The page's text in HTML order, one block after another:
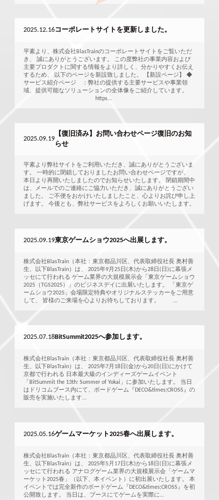
2025.12.16コーポレートサイトを更新しました。
平素より、株式会社BlasTrainのコーポレートサイトをご覧いただ
き、 誠にありがとうございます。 この度弊社の事業内容および
主要プロダクトに関する情報をより詳しく、分かりやすくお伝え
するため、 以下のページを新設致しました。 【新設ページ】 ◆
サービス紹介ページ ：弊社の提供する主要サービスや事業領
域、提供可能なソリューションの全体像をご紹介しています。
https...
2025.09.19
【復旧済み】お問い合わせページ復旧のお知
らせ
平素より弊社サイトをご利用いただき、誠にありがとうございま
す。 一時的に閉鎖しておりましたお問い合わせページですが、
本日より再開いたしましたのでお知らせいたします。 閉鎖期間中
は、メールでのご連絡にご協力いただき、誠にありがとうござい
ました。 ご不便をおかけいたしましたこと、心よりお詫び申し上
げます。 今後とも、弊社サービスをよろしくお願いいたします。
2025.09.19東京ゲームショウ2025へ出展します。
株式会社BlasTrain（本社：東京都品川区、代表取締役社長 奥村善
生、以下BlasTrain）は、 2025年9月25日(木)から28日(日)に幕張メ
ッセにて行われる ゲーム業界の大規模展示会「東京ゲームショウ
2025（TGS2025）」のビジネスデイに出展いたします。 「東京ゲ
ームショウ2025」会場限定特典やオリジナルステッカーをご用意
して、 皆様のご来場を心よりお待ちしております。 ...
2025.07.18BitSummit2025へ参加します。
株式会社BlasTrain（本社：東京都品川区、代表取締役社長 奥村善
生、以下BlasTrain）は、 2025年7月18日(金)から20日(日)にかけて
京都で行われる 日本最大級のインディーズゲームイベント
「BitSummit the 13th: Summer of Yokai」に参加いたします。 当日
はドリコムブース内にて、ボードゲーム『DECO&times;CROSS』の
販売を実施いたします...
2025.05.16ゲームマーケット2025春へ出展します。
株式会社BlasTrain（本社：東京都品川区、代表取締役社長 奥村善
生、以下BlasTrain）は、 2025年5月17日(木)から18日(日)に幕張メ
ッセにて行われる アナログゲーム業界の大規模展示会「ゲームマ
ーケット2025春」（以下、本イベント）に初出展いたします。 本
イベントでは完全新作のボードゲーム『DECO&times;CROSS』を初
公開致します。 当日は、ブースにてゲームを実際に...